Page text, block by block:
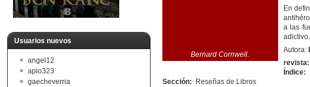
Usuarios nuevos
angel12
apio323
gaecheverria
Bernard Cornwell.
En
a las
adictivo.
Autora:
revista:
Índice:
Sección:
Reseñas de Libros